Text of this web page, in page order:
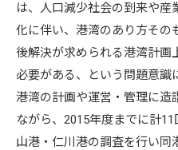
は、人口減少社会の到来や
化に伴い、港湾のあり方その
後解決が求められる港湾計画
必要がある、という問題意識
港湾の計画や運営・管理に造
ながら、2015年度までに計
山港・仁川港の調査を行い同